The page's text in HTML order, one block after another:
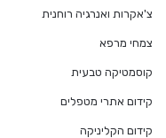
צ'אקרות ואנרגיה רוחנית
צמחי מרפא
קוסמטיקה טבעית
קידום אתרי מטפלים
קידום הקליניקה